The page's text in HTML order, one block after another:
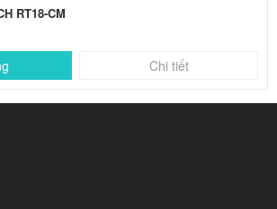
RT18-CM
Chi tiết